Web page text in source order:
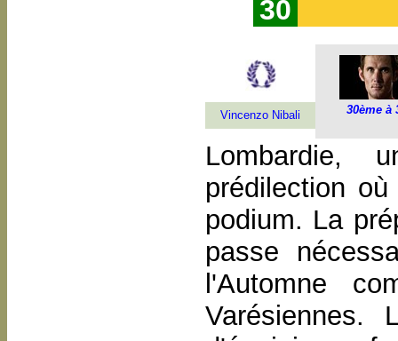
30
Vincenzo Nibali 30ème à
Lombardie,
prédilection
podium. La
passe
l'Automne